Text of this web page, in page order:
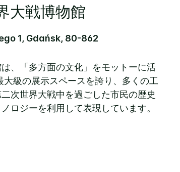
大戦博物館
1, Gdańsk, 80-862
、「多方面の文化」をモットーに活
級の展示スペースを誇り、多くの工
次世界大戦中を過ごした市民の歴史
ロジーを利用して表現しています。